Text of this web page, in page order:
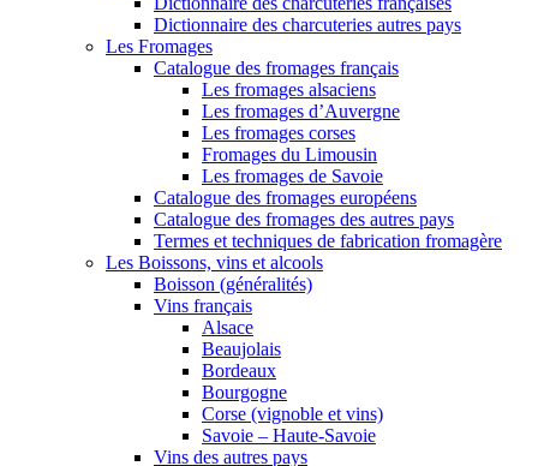
Dictionnaire des charcuteries autres pays
Les Fromages
Catalogue des fromages français
Les fromages alsaciens
Les fromages d’Auvergne
Les fromages corses
Fromages du Limousin
Les fromages de Savoie
Catalogue des fromages européens
Catalogue des fromages des autres pays
Termes et techniques de fabrication fromagère
Les Boissons, vins et alcools
Boisson (généralités)
Vins français
Alsace
Beaujolais
Bordeaux
Bourgogne
Corse (vignoble et vins)
Savoie – Haute-Savoie
Vins des autres pays